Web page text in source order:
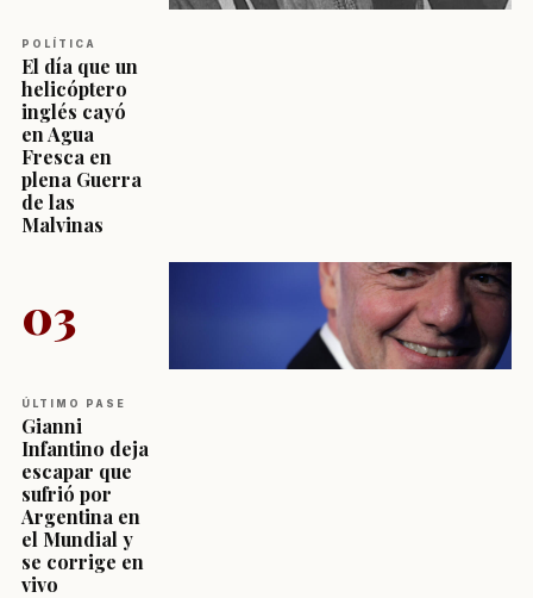
POLÍTICA
El día que un
helicóptero
inglés cayó
en Agua
Fresca en
plena Guerra
de las
Malvinas
03
ÚLTIMO PASE
Gianni
Infantino deja
escapar que
sufrió por
Argentina en
el Mundial y
se corrige en
vivo